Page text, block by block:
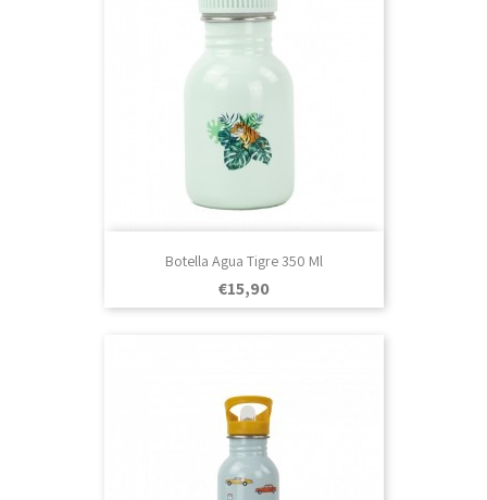
Botella Agua Tigre 350 Ml
Prezo
€15,90